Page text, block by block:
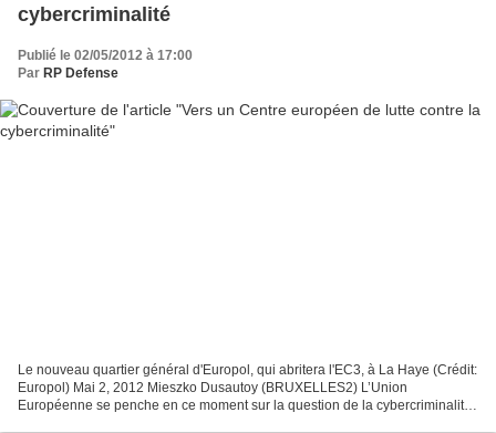
cybercriminalité
Publié le 02/05/2012 à 17:00
Par RP Defense
Le nouveau quartier général d'Europol, qui abritera l'EC3, à La Haye (Crédit:
Europol) Mai 2, 2012 Mieszko Dusautoy (BRUXELLES2) L’Union
Européenne se penche en ce moment sur la question de la cybercriminalité